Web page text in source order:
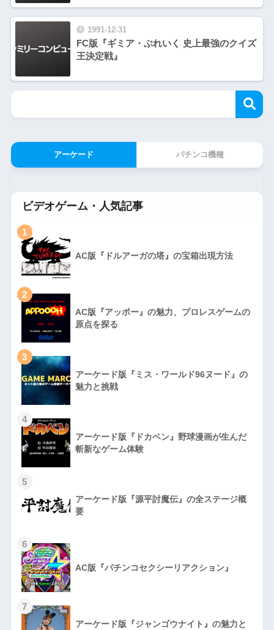
1991-12-31
FC版『ギミア・ぶれいく 史上最強のクイズ
王決定戦』
アーケード パチンコ機種
ビデオゲーム・人気記事
1
AC版『ドルアーガの塔』の宝箱出現方法
2
AC版『アッポー』の魅力、プロレスゲームの
原点を探る
3
アーケード版『ミス・ワールド96ヌード』の
魅力と挑戦
4
アーケード版『ドカベン』野球漫画が生んだ
斬新なゲーム体験
5
アーケード版『源平討魔伝』の全ステージ概
要
6
AC版『パチンコセクシーリアクション』
7
アーケード版『ジャンゴウナイト』の魅力と